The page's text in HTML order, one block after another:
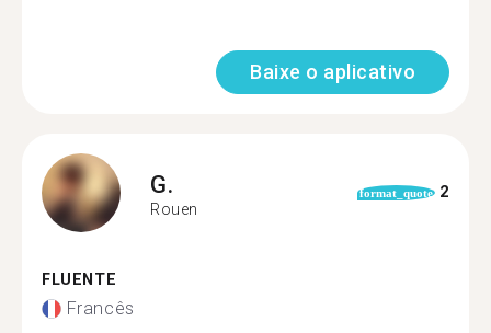
Baixe o aplicativo
G.
Rouen
format_quote 2
FLUENTE
Francês